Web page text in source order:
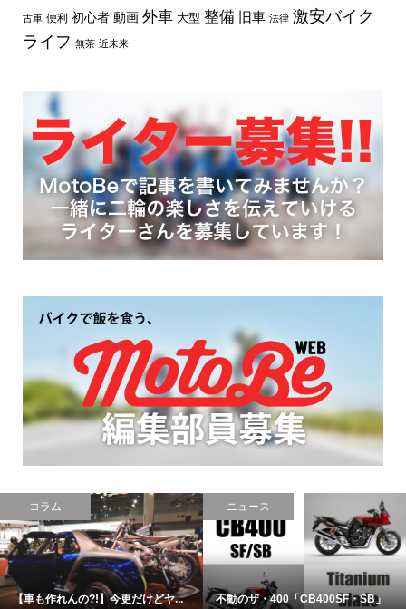
古車 便利 初心者 動画 外車 大型 整備 旧車 法律 激安バイク
ライフ 無茶 近未来
レポート
【海外バイク旅行記】タイでバイ...
おもしろ
絶壁を疾走！恐怖の海外バイクサ...